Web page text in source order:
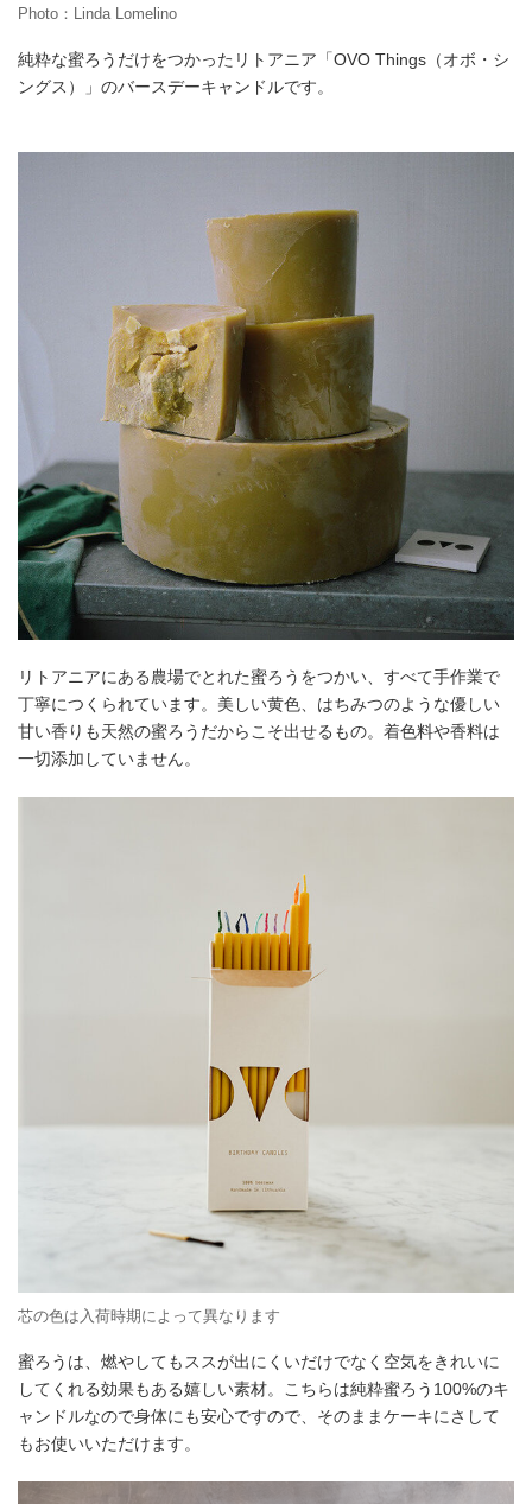
Photo：Linda Lomelino
純粋な蜜ろうだけをつかったリトアニア「OVO Things（オボ・シ
ングス）」のバースデーキャンドルです。
リトアニアにある農場でとれた蜜ろうをつかい、すべて手作業で
丁寧につくられています。美しい黄色、はちみつのような優しい
甘い香りも天然の蜜ろうだからこそ出せるもの。着色料や香料は
一切添加していません。
芯の色は入荷時期によって異なります
蜜ろうは、燃やしてもススが出にくいだけでなく空気をきれいに
してくれる効果もある嬉しい素材。こちらは純粋蜜ろう100%のキ
ャンドルなので身体にも安心ですので、そのままケーキにさして
もお使いいただけます。